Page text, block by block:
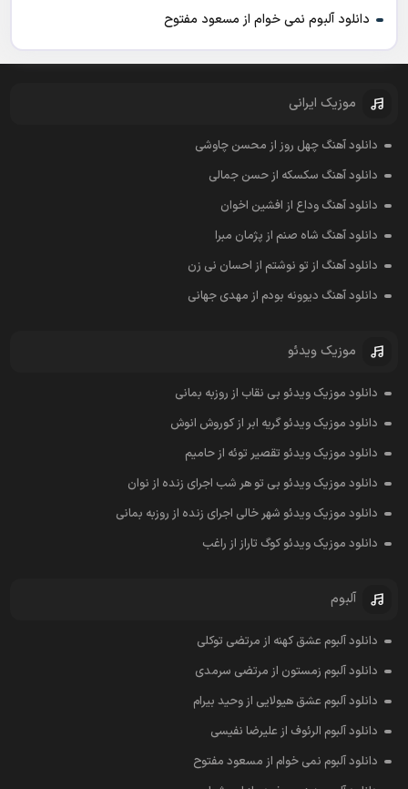
دانلود آلبوم نمی خوام از مسعود مفتوح
موزیک ایرانی
دانلود آهنگ چهل روز از محسن چاوشی
دانلود آهنگ سکسکه از حسن جمالی
دانلود آهنگ وداع از افشين اخوان
دانلود آهنگ شاه صنم از پژمان مبرا
دانلود آهنگ از تو نوشتم از احسان نی زن
دانلود آهنگ دیوونه بودم از مهدی جهانی
موزیک ویدئو
دانلود موزیک ویدئو بی نقاب از روزبه بمانی
دانلود موزیک ویدئو گریه ابر از کوروش انوش
دانلود موزیک ویدئو تقصیر توئه از حامیم
دانلود موزیک ویدئو بی تو هر شب اجرای زنده از نوان
دانلود موزیک ویدئو شهر خالی اجرای زنده از روزبه بمانی
دانلود موزیک ویدئو کوگ تاراز از راغب
آلبوم
دانلود آلبوم عشق کهنه از مرتضی توکلی
دانلود آلبوم زمستون از مرتضی سرمدی
دانلود آلبوم عشق هیولایی از وحید بیرام
دانلود آلبوم الرئوف از علیرضا نفیسی
دانلود آلبوم نمی خوام از مسعود مفتوح